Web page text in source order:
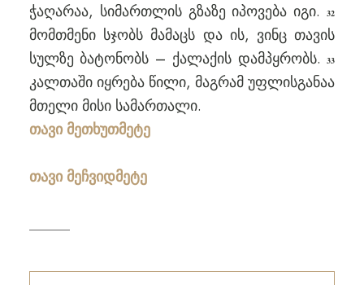
ჭაღარაა, სიმართლის გზაზე იპოვება იგი.32
მომთმენი სჯობს მამაცს და ის, ვინც თავის
სულზე ბატონობს – ქალაქის დამპყრობს.33
კალთაში იყრება წილი, მაგრამ უფლისგანაა
მთელი მისი სამართალი.
თავი მეთხუთმეტე
თავი მეჩვიდმეტე